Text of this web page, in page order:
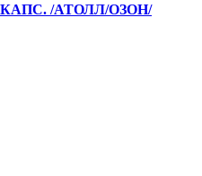
/АТОЛЛ/ОЗОН/